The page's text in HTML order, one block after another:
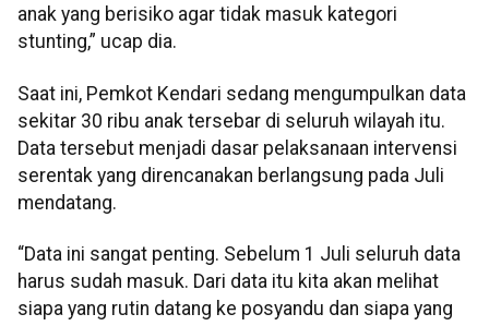
anak yang berisiko agar tidak masuk kategori
stunting,” ucap dia.
Saat ini, Pemkot Kendari sedang mengumpulkan data
sekitar 30 ribu anak tersebar di seluruh wilayah itu.
Data tersebut menjadi dasar pelaksanaan intervensi
serentak yang direncanakan berlangsung pada Juli
mendatang.
“Data ini sangat penting. Sebelum 1 Juli seluruh data
harus sudah masuk. Dari data itu kita akan melihat
siapa yang rutin datang ke posyandu dan siapa yang